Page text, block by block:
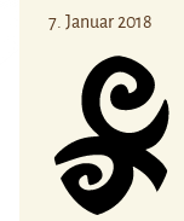
7. Januar 2018